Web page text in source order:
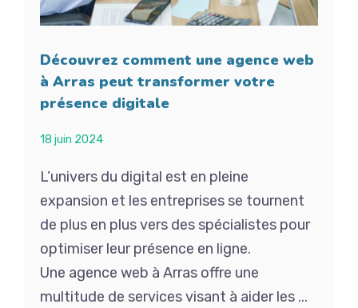
Découvrez comment une agence web
à Arras peut transformer votre
présence digitale
18 juin 2024
L’univers du digital est en pleine
expansion et les entreprises se tournent
de plus en plus vers des spécialistes pour
optimiser leur présence en ligne.
Une agence web à Arras offre une
multitude de services visant à aider les ...